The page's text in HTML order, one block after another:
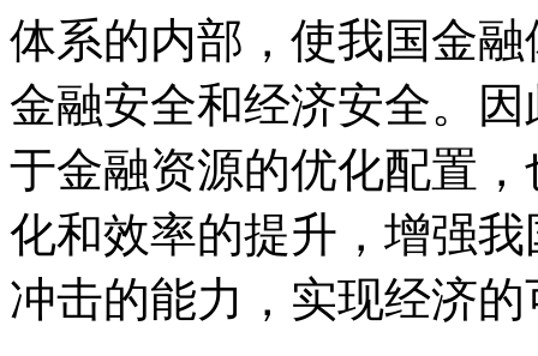
体系的内部，使我国金
金融安全和经济安全。
于金融资源的优化配置
化和效率的提升，增强
冲击的能力，实现经济